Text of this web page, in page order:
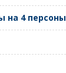
на 4 персоны